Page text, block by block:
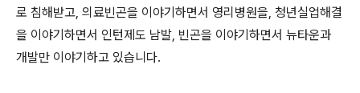
로 침해받고, 의료빈곤을 이야기하면서 영리병원을, 청년실업해결
을 이야기하면서 인턴제도 남발, 빈곤을 이야기하면서 뉴타운과
개발만 이야기하고 있습니다.